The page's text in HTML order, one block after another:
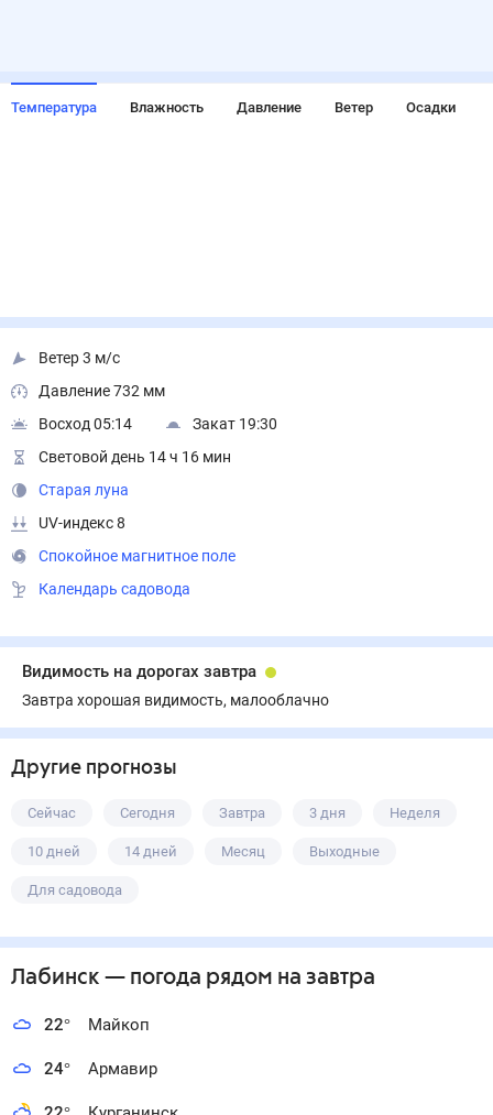
Температура Влажность Давление Ветер Осадки
Ветер 3 м/с
Давление 732 мм
Восход 05:14
Закат 19:30
Световой день 14 ч 16 мин
Старая луна
UV-индекс 8
Спокойное магнитное поле
Календарь садовода
Видимость на дорогах завтра
Завтра хорошая видимость, малооблачно
Другие прогнозы
Сейчас Сегодня Завтра 3 дня Неделя
10 дней 14 дней Месяц Выходные
Для садовода
Лабинск — погода рядом на завтра
22° Майкоп
24° Армавир